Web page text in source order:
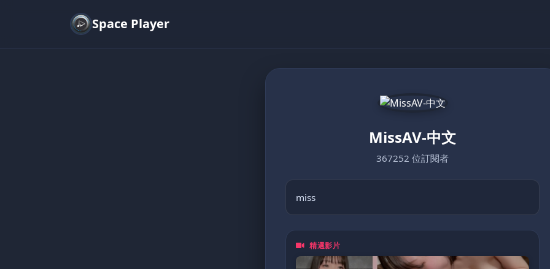
Space Player
MissAV-中文
367252 位訂閱者
miss
精選影片